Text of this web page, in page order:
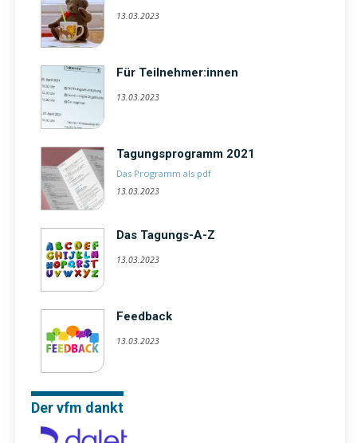
13.03.2023
Für Teilnehmer:innen
13.03.2023
Tagungsprogramm 2021
Das Programm als pdf
13.03.2023
Das Tagungs-A-Z
13.03.2023
Feedback
13.03.2023
Der vfm dankt